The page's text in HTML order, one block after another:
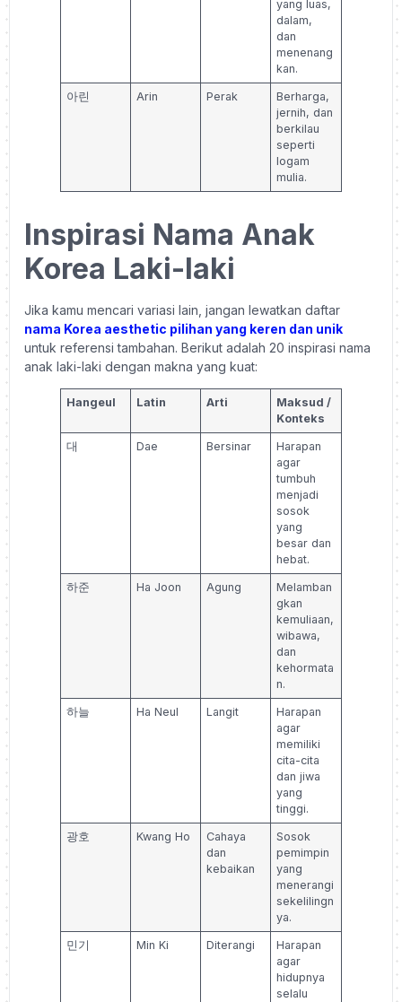
yang luas,
dalam,
dan
menenang
kan.
아린 Arin Perak
Berharga,
jernih, dan
berkilau
seperti
logam
mulia.
Inspirasi Nama Anak
Korea Laki-laki
Jika kamu mencari variasi lain, jangan lewatkan daftar
nama Korea aesthetic pilihan yang keren dan unik
untuk referensi tambahan. Berikut adalah 20 inspirasi nama
anak laki-laki dengan makna yang kuat:
Hangeul Latin Arti
Maksud /
Konteks
대 Dae Bersinar
Harapan
agar
tumbuh
menjadi
sosok
yang
besar dan
hebat.
하준 Ha Joon Agung
Melamban
gkan
kemuliaan,
wibawa,
dan
kehormata
n.
하늘 Ha Neul Langit
Harapan
agar
memiliki
cita-cita
dan jiwa
yang
tinggi.
광호 Kwang Ho
Cahaya
dan
kebaikan
Sosok
pemimpin
yang
menerangi
sekelilingn
ya.
민기 Min Ki Diterangi
Harapan
agar
hidupnya
selalu